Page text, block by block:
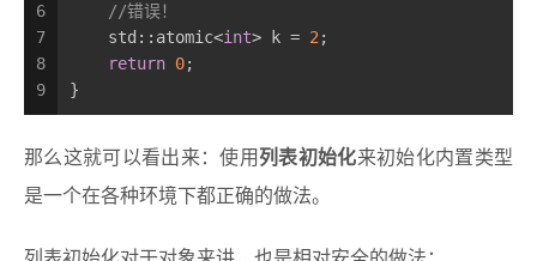
6
7
8
9
//错误！
    std::atomic<
int> k = 2 ;
return 0;
}
那么这就可以看出来：使用 列表初始化来初始化内置类型
是一个在各种环境下都正确的做法。